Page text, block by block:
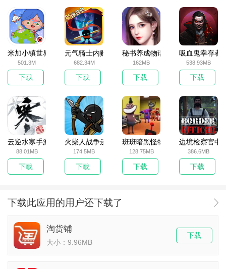
米加小镇世界2025官方版
501.3M
下载
元气骑士内购破解版
682.34M
下载
秘书养成物语
162MB
下载
吸血鬼幸存者
538.93MB
下载
云逆水寒手游
88.01MB
下载
火柴人战争遗产无敌版
174.5MB
下载
班班暗黑怪物生存挑战5
128.75MB
下载
边境检察官中
386.6MB
下载
下载此应用的用户还下载了
淘货铺
大小：9.96MB
下载